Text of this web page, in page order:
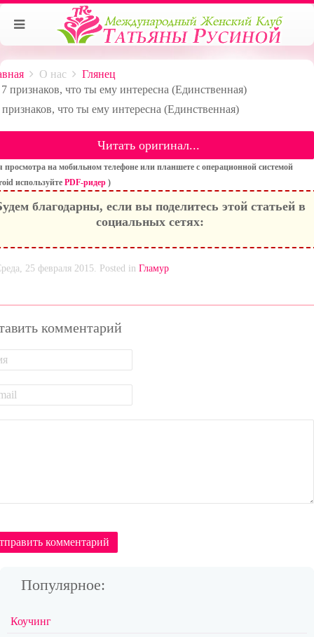
О нас
Глянец
7 признаков, что ты ему интересна (Единственная)
Читать оригинал...
просмотра на мобильном телефоне или планшете с операционной системой
используйте PDF-ридер )
благодарны, если вы поделитесь этой статьей в
социальных сетях:
25 февраля 2015. Posted in Гламур
комментарий
комментарий
Популярное:
Коучинг